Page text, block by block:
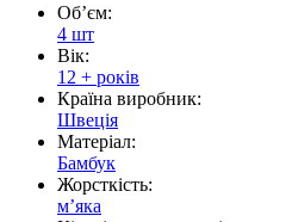
Обʼєм:
4 шт
Вік:
12 + років
Країна виробник:
Швеція
Матеріал:
Бамбук
Жорсткість:
мʼяка